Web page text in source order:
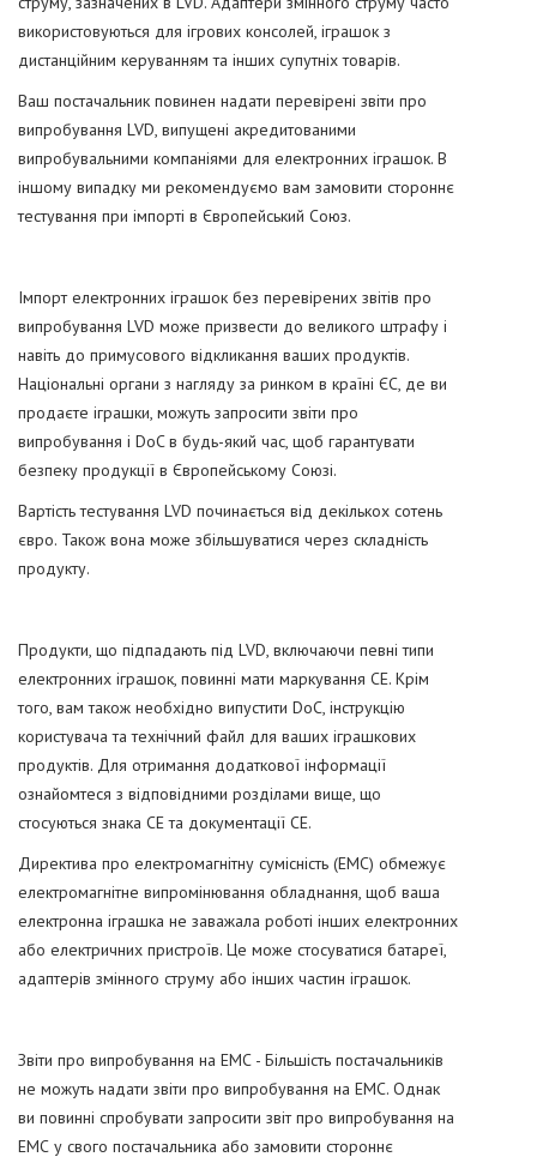
використовуються для ігрових консолей, іграшок з
дистанційним керуванням та інших супутніх товарів.
Ваш постачальник повинен надати перевірені звіти про
випробування LVD, випущені акредитованими
випробувальними компаніями для електронних іграшок. В
іншому випадку ми рекомендуємо вам замовити стороннє
тестування при імпорті в Європейський Союз.
Імпорт електронних іграшок без перевірених звітів про
випробування LVD може призвести до великого штрафу і
навіть до примусового відкликання ваших продуктів.
Національні органи з нагляду за ринком в країні ЄС, де ви
продаєте іграшки, можуть запросити звіти про
випробування і DoC в будь-який час, щоб гарантувати
безпеку продукції в Європейському Союзі.
Вартість тестування LVD починається від декількох сотень
євро. Також вона може збільшуватися через складність
продукту.
Продукти, що підпадають під LVD, включаючи певні типи
електронних іграшок, повинні мати маркування CE. Крім
того, вам також необхідно випустити DoC, інструкцію
користувача та технічний файл для ваших іграшкових
продуктів. Для отримання додаткової інформації
ознайомтеся з відповідними розділами вище, що
стосуються знака CE та документації CE.
Директива про електромагнітну сумісність (ЕМС) обмежує
електромагнітне випромінювання обладнання, щоб ваша
електронна іграшка не заважала роботі інших електронних
або електричних пристроїв. Це може стосуватися батареї,
адаптерів змінного струму або інших частин іграшок.
Звіти про випробування на ЕМС - Більшість постачальників
не можуть надати звіти про випробування на ЕМС. Однак
ви повинні спробувати запросити звіт про випробування на
ЕМС у свого постачальника або замовити стороннє